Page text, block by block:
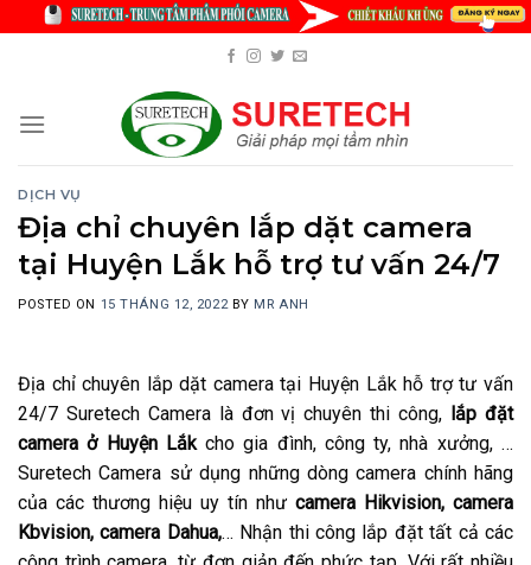
DỊCH VỤ
Địa chỉ chuyên lắp dặt camera
tại Huyện Lắk hỗ trợ tư vấn 24/7
POSTED ON 15 THÁNG 12, 2022BY MR ANH
Địa chỉ chuyên lắp dặt camera tại Huyện Lắk hỗ trợ tư vấn
24/7 Suretech Camera là đơn vị chuyên thi công, lắp đặt
camera ở Huyện Lắkcho gia đình, công ty, nhà xưởng, …
Suretech Camera sử dụng những dòng camera chính hãng
của các thương hiệu uy tín như camera Hikvision, camera
Kbvision, camera Dahua,… Nhận thi công lắp đặt tất cả các